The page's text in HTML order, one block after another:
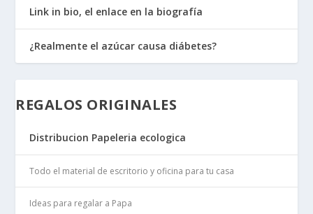
Link in bio, el enlace en la biografía
¿Realmente el azúcar causa diábetes?
REGALOS ORIGINALES
Distribucion Papeleria ecologica
Todo el material de escritorio y oficina para tu casa
Ideas para regalar a Papa